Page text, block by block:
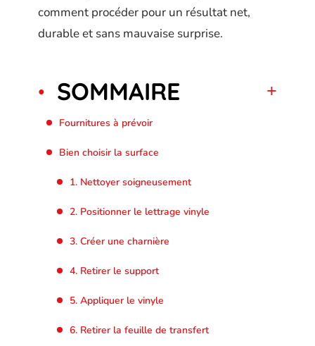
comment procéder pour un résultat net,
durable et sans mauvaise surprise.
SOMMAIRE
Fournitures à prévoir
Bien choisir la surface
1. Nettoyer soigneusement
2. Positionner le lettrage vinyle
3. Créer une charnière
4. Retirer le support
5. Appliquer le vinyle
6. Retirer la feuille de transfert